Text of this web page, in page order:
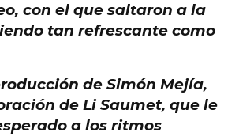
, con el que saltaron a la
tan refrescante como
de Simón Mejía,
de Li Saumet, que le
a los ritmos